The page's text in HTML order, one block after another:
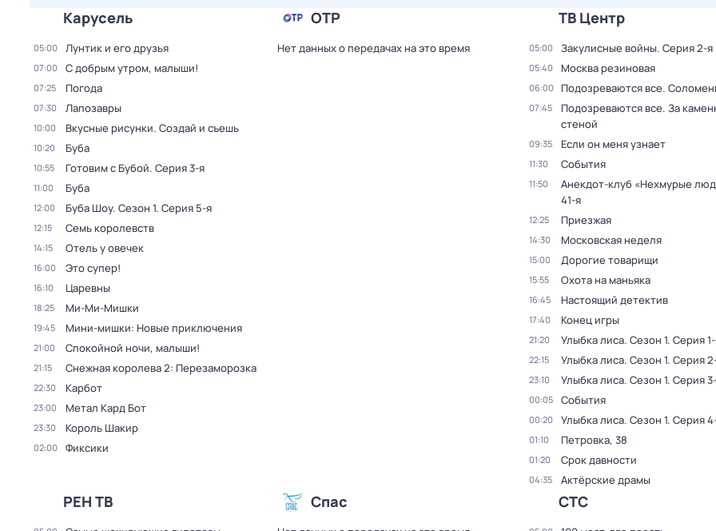
Карусель
05:00 Лунтик и его друзья
07:00 С добрым утром, малыши!
07:25 Погода
07:30 Лапозавры
10:00 Вкусные рисунки. Создай и съешь
10:20 Буба
10:55 Готовим с Бубой. Серия 3-я
11:00 Буба
12:00 Буба Шоу. Сезон 1. Серия 5-я
12:15 Семь королевств
14:15 Отель у овечек
16:00 Это супер!
16:10 Царевны
18:25 Ми-Ми-Мишки
19:45 Мини-мишки: Новые приключения
21:00 Спокойной ночи, малыши!
21:15 Снежная королева 2: Перезаморозка
22:30 Карбот
23:00 Метал Кард Бот
23:30 Король Шакир
02:00 Фиксики
ОТР
Нет данных о передачах на это время
ТВ Центр
05:00 Закулисные войны. Серия 2-я
05:40 Москва резиновая
06:00 Подозреваются все.
07:45
Подозреваются все. За
стеной
09:35 Если он меня узнает
11:30 События
11:50 Анекдот-клуб «Нехмурые
41-я
12:25 Приезжая
14:30 Московская неделя
15:00 Дорогие товарищи
15:55 Охота на маньяка
16:45 Настоящий детектив
17:40 Конец игры
21:20 Улыбка лиса. Сезон 1. Серия
22:15 Улыбка лиса. Сезон 1. Серия
23:10 Улыбка лиса. Сезон 1. Серия
00:05 События
00:20 Улыбка лиса. Сезон 1. Серия
01:10 Петровка, 38
01:20 Срок давности
04:35 Актёрские драмы
РЕН ТВ Спас СТС